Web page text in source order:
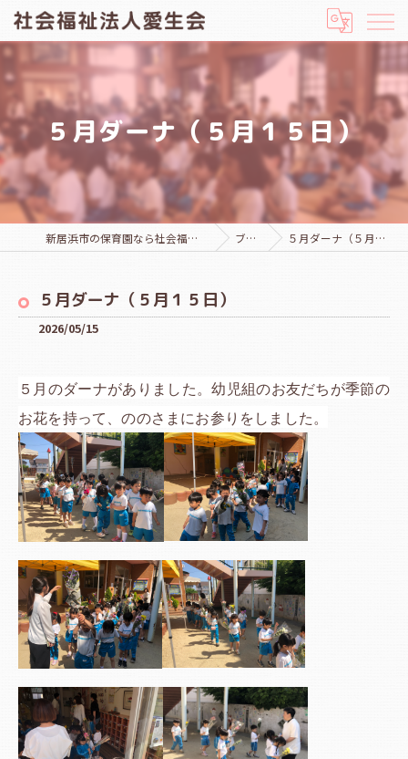
５月ダーナ（５月１５日）
新居浜市の保育園なら社会福祉法人愛生会 ブログ ５月ダーナ（５月１５日）
５月ダーナ（５月１５日）
2026/05/15
５月のダーナがありました。幼児組のお友だちが季節の
お花を持って、ののさまにお参りをしました。